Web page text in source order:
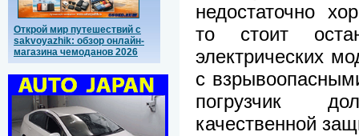
Открой мир путешествий с
sakvoyazhik: обзор онлайн-
магазина чемоданов 2026
недостаточно
то стоит
электрических
с
погрузчик
качественной